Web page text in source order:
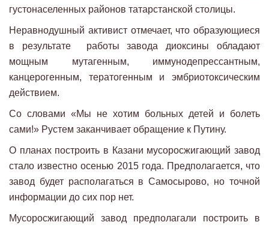
густонаселенных районов татарстанской столицы.
Неравнодушный активист отмечает, что образующиеся
в результате работы завода диоксины обладают
мощным мутагенным, иммунодепрессантным,
канцерогенным, тератогенным и эмбриотоксическим
действием.
Со словами «Мы не хотим больных детей и болеть
сами!» Рустем заканчивает обращение к Путину.
О планах построить в Казани мусоросжигающий завод
стало известно осенью 2015 года. Предполагается, что
завод будет располагаться в Самосырово, но точной
информации до сих пор нет.
Мусоросжигающий завод предполагали построить в